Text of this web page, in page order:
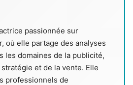
passionnée sur
où elle partage des analyses
les domaines de la publicité,
et de la vente. Elle
professionnels de